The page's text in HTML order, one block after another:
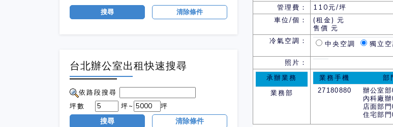
搜尋 清除條件
台北辦公室出租快速搜尋
依路段搜尋
坪數
坪~ 坪
搜尋 清除條件
管理費：
110元/坪
車位/個：
(租金) 元
售價 元
冷氣空調：
中央空調 獨立
照片：
承辦業務
業務部
業務手機 部
27180880
辦公室
內科廠
店面部
住宅部